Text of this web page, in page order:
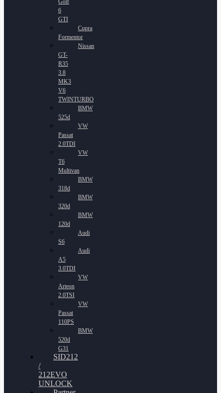
Golf
6
GTI
Cupra
Formentor
Nissan
GT-
R35
3.8
MK3
V6
TWINTURBO
BMW
525d
VW
Passat
2.0TDI
VW
T6
Multivan
BMW
318d
BMW
320d
BMW
120d
Audi
S6
Audi
A5
3.0TDI
VW
Arteon
2.0TSI
VW
Passat
110PS
BMW
520d
G31
SID212
/
212EVO
UNLOCK